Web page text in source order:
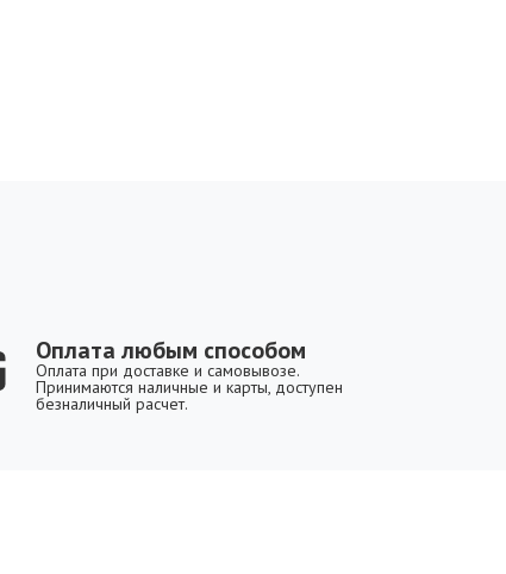
Оплата любым способом
Оплата при доставке и самовывозе.
Принимаются наличные и карты, доступен
безналичный расчет.